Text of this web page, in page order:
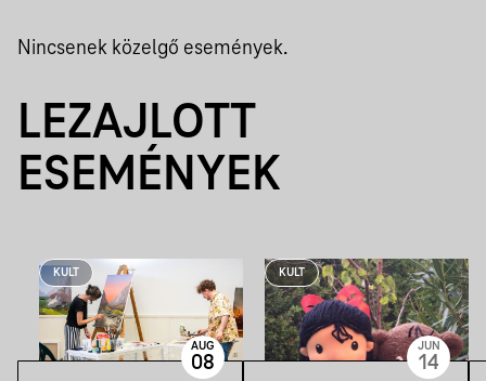
Nincsenek közelgő események.
LEZAJLOTT
ESEMÉNYEK
KULT
AUG
08
KULT
JUN
14